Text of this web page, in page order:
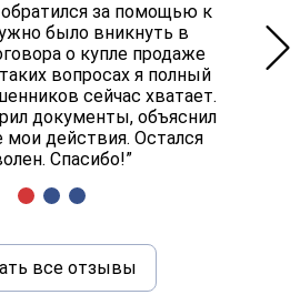
за помощью к
было вникнуть в
о купле продаже
вопросах я полный
сейчас хватает.
документы, объяснил
действия. Остался
Спасибо!”
все отзывы